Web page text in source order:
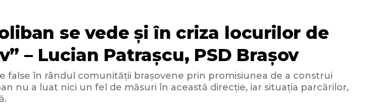
se vede și în criza locurilor de
– Lucian Patrașcu, PSD Brașov
false în rândul comunității brașovene prin promisiunea de a construi
nu a luat nici un fel de măsuri în această direcție, iar situația parcărilor,